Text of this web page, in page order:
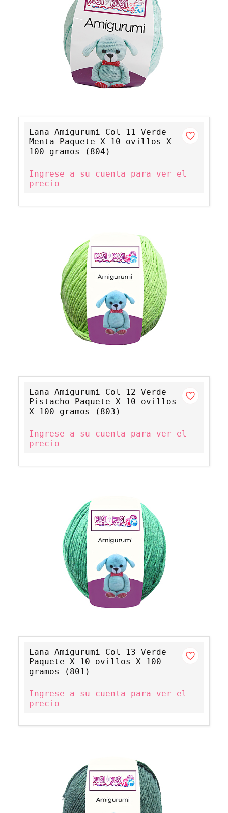
Lana Amigurumi Col 11 Verde
Menta Paquete X 10 ovillos X
100 gramos (804)
Ingrese a su cuenta para ver el
precio
Lana Amigurumi Col 12 Verde
Pistacho Paquete X 10 ovillos
X 100 gramos (803)
Ingrese a su cuenta para ver el
precio
Lana Amigurumi Col 13 Verde
Paquete X 10 ovillos X 100
gramos (801)
Ingrese a su cuenta para ver el
precio